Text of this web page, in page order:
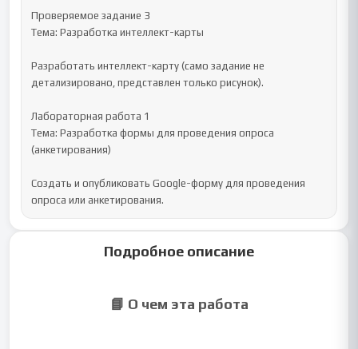
Проверяемое задание 3
Тема: Разработка интеллект-карты
Разработать интеллект-карту (само задание не
детализировано, представлен только рисунок).
Лабораторная работа 1
Тема: Разработка формы для проведения опроса
(анкетирования)
Создать и опубликовать Google-форму для проведения
опроса или анкетирования.
Подробное описание
📘 О чем эта работа